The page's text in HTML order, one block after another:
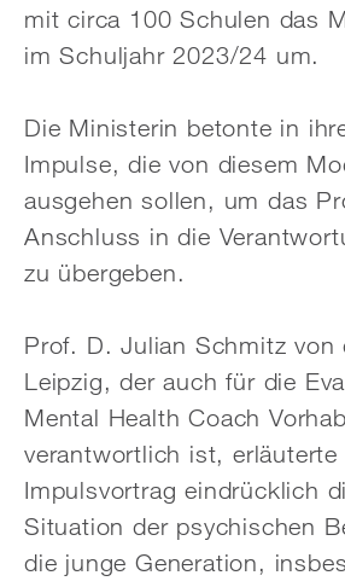
mit circa 100 Schulen das
im Schuljahr 2023/24 um.
Die Ministerin betonte in
Impulse, die von diesem
ausgehen sollen, um das
Anschluss in die
zu übergeben.
Prof. D. Julian Schmitz von
Leipzig, der auch für die
Mental Health Coach
verantwortlich ist, erläuterte
Impulsvortrag eindrücklich
Situation der psychischen
die junge Generation,